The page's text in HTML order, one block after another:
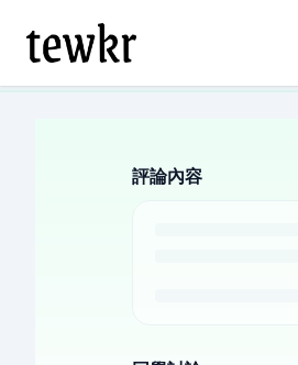
評論內容